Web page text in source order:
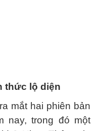
thức lộ diện
mắt hai phiên bản
nay, trong đó một